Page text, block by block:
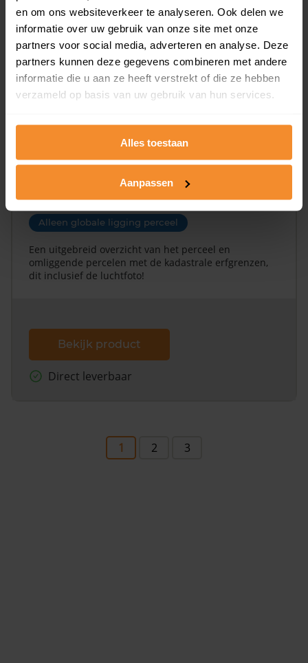
en om ons websiteverkeer te analyseren. Ook delen we
informatie over uw gebruik van onze site met onze
partners voor social media, adverteren en analyse. Deze
partners kunnen deze gegevens combineren met andere
informatie die u aan ze heeft verstrekt of die ze hebben
verzameld op basis van uw gebruik van hun services.
Alles toestaan
Aanpassen
en koopdatum) binnen een postcodegebied. Dit
inclusief een jaar lang gratis updates van nieuwe
Direct leverbaar
Kadastrale kaart pakket
Alleen globale ligging perceel
Een uitgebreid overzicht van het perceel en
omliggende percelen met de kadastrale erfgrenzen,
dit inclusief de luchtfoto!
Bekijk product
Direct leverbaar
1 2 3